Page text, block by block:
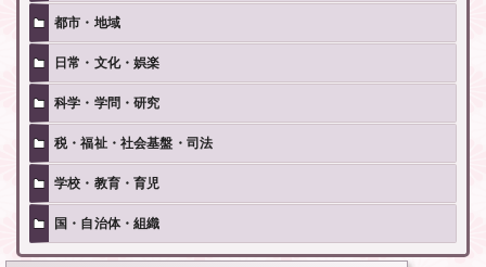
都市・地域
日常・文化・娯楽
科学・学問・研究
税・福祉・社会基盤・司法
学校・教育・育児
国・自治体・組織